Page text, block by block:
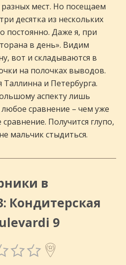
разных мест. Но посещаем
десятка из нескольких
постоянно. Даже я, при
в день». Видим
вот и складываются в
на полочках выводов.
и Петербурга.
аспекту лишь
сравнение – чем уже
Получится глупо,
мальчик стыдиться.
в
Кондитерская
9